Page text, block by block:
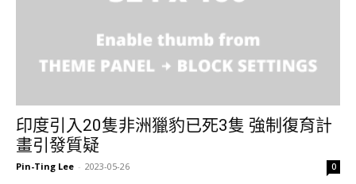
印度引入20隻非洲獵豹已死3隻 強制復育計
畫引發質疑
Pin-Ting Lee - 2023-05-26 0